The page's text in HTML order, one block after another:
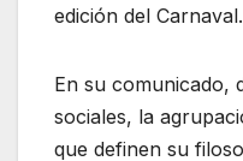
edición del Carnaval.
En su comunicado,
sociales, la
que definen su